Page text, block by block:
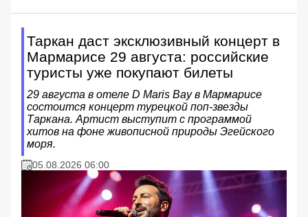
Таркан даст эксклюзивный концерт в
Мармарисе 29 августа: российские
туристы уже покупают билеты
29 августа в отеле D Maris Bay в Мармарисе
состоится концерт турецкой поп-звезды
Таркана. Артист выступит с программой
хитов на фоне живописной природы Эгейского
моря.
05.08.2026 06:00